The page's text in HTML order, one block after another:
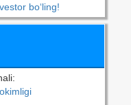
bo‘ling!